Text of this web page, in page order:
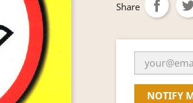
Share
NOTIFY